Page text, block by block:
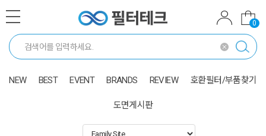
0
NEW BEST EVENT BRANDS REVIEW 호환필터/부품찾기
도면게시판